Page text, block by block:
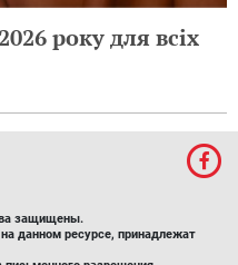
року для всіх
защищены.
данном ресурсе, принадлежат